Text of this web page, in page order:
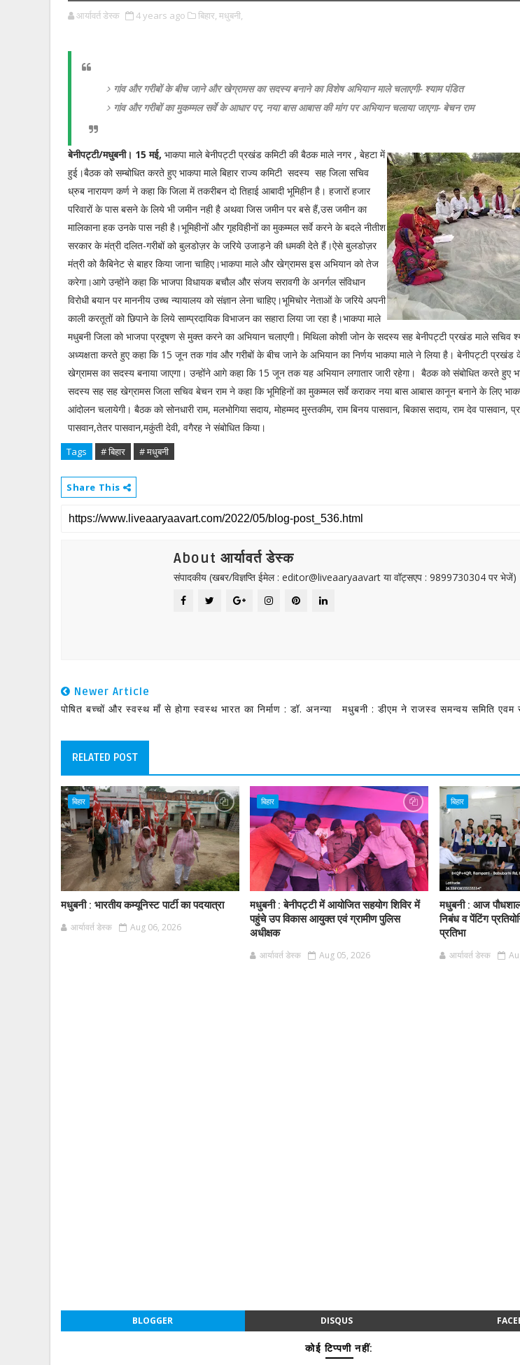
आर्यावर्त डेस्क 4 years ago बिहार, मधुबनी,
गांव और गरीबों के बीच जाने और खेग्रामस का सदस्य बनाने का विशेष अभियान माले चलाएगी- श्याम पंडित
गांव और गरीबों का मुकम्मल सर्वे के आधार पर, नया बास आबास की मांग पर अभियान चलाया जाएगा- बेचन राम
बेनीपट्टी/मधुबनी। 15 मई, भाकपा माले बेनीपट्टी प्रखंड कमिटी की बैठक माले नगर , बेहटा में
हुई।बैठक को सम्बोधित करते हुए भाकपा माले बिहार राज्य कमिटी सदस्य सह जिला सचिव
ध्रुब नारायण कर्ण ने कहा कि जिला में तकरीबन दो तिहाई आबादी भूमिहीन है। हजारों हजार
परिवारों के पास बसने के लिये भी जमीन नही है अथवा जिस जमीन पर बसे हैं,उस जमीन का
मालिकाना हक उनके पास नही है।भूमिहीनों और गृहविहीनों का मुकम्मल सर्वे करने के बदले नीतीश
सरकार के मंत्री दलित-गरीबों को बुलडोज़र के जरिये उजाड़ने की धमकी देते हैं।ऐसे बुलडोज़र
मंत्री को कैबिनेट से बाहर किया जाना चाहिए।भाकपा माले और खेग्रामस इस अभियान को तेज
करेगा।आगे उन्होंने कहा कि भाजपा विधायक बचौल और संजय सरावगी के अनर्गल संविधान
विरोधी बयान पर माननीय उच्च न्यायालय को संज्ञान लेना चाहिए।भूमिचोर नेताओं के जरिये अपनी
काली करतूतों को छिपाने के लिये साम्प्रदायिक विभाजन का सहारा लिया जा रहा है।भाकपा माले
मधुबनी जिला को भाजपा प्रदूषण से मुक्त करने का अभियान चलाएगी। मिथिला कोशी जोन के सदस्य सह बेनीपट्टी प्रखंड माले सचिव
अध्यक्षता करते हुए कहा कि 15 जून तक गांव और गरीबों के बीच जाने के अभियान का निर्णय भाकपा माले ने लिया है। बेनीपट्टी
खेग्रामस का सदस्य बनाया जाएगा। उन्होंने आगे कहा कि 15 जून तक यह अभियान लगातार जारी रहेगा। बैठक को संबोधित करते हुए
सदस्य सह सह खेग्रामस जिला सचिव बेचन राम ने कहा कि भूमिहिनों का मुकम्मल सर्वे कराकर नया बास आबास कानून बनाने के लिए
आंदोलन चलायेगी। बैठक को सोनधारी राम, मलभोगिया सदाय, मोहम्मद मुस्तकीम, राम बिनय पासवान, बिकास सदाय, राम देव पासवान,
पासवान,तेतर पासवान,मकुंती देवी, वगैरह ने संबोधित किया।
Tags # बिहार # मधुबनी
Share This
About आर्यावर्त डेस्क
संपादकीय (खबर/विज्ञप्ति ईमेल : editor@liveaaryaavart या वॉट्सएप : 9899730304 पर भेजें)
Newer Article
पोषित बच्चों और स्वस्थ माँ से होगा स्वस्थ भारत का निर्माण : डॉ. अनन्या
मधुबनी : डीएम ने राजस्व समन्वय समिति एवम
RELATED POST
बिहार
मधुबनी : भारतीय कम्यूनिस्ट पार्टी का पदयात्रा
आर्यावर्त डेस्क Aug 06, 2026
बिहार
मधुबनी : बेनीपट्टी में आयोजित सहयोग शिविर में
पहुंचे उप विकास आयुक्त एवं ग्रामीण पुलिस
अधीक्षक
आर्यावर्त डेस्क Aug 05, 2026
बिहार
मधुबनी : आज
निबंध व पेंटिंग
प्रतिभा
आर्यावर्त डेस्क
BLOGGER DISQUS
कोई टिप्पणी नहीं: